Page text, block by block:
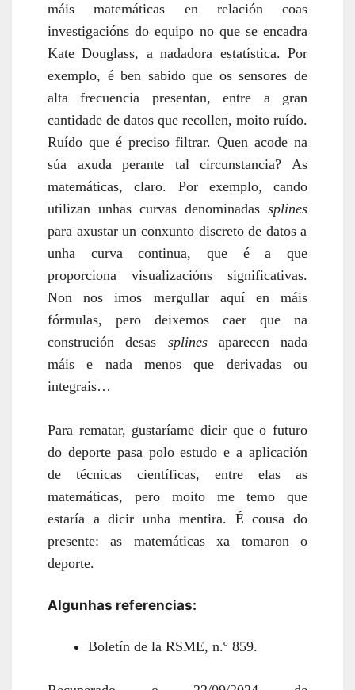
máis matemáticas en relación coas
investigacións do equipo no que se encadra
Kate Douglass, a nadadora estatística. Por
exemplo, é ben sabido que os sensores de
alta frecuencia presentan, entre a gran
cantidade de datos que recollen, moito ruído.
Ruído que é preciso filtrar. Quen acode na
súa axuda perante tal circunstancia? As
matemáticas, claro. Por exemplo, cando
utilizan unhas curvas denominadas splines
para axustar un conxunto discreto de datos a
unha curva continua, que é a que
proporciona visualizacións significativas.
Non nos imos mergullar aquí en máis
fórmulas, pero deixemos caer que na
construción desas splinesaparecen nada
máis e nada menos que derivadas ou
integrais…
Para rematar, gustaríame dicir que o futuro
do deporte pasa polo estudo e a aplicación
de técnicas científicas, entre elas as
matemáticas, pero moito me temo que
estaría a dicir unha mentira. É cousa do
presente: as matemáticas xa tomaron o
deporte.
Algunhas referencias:
Boletín de la RSME, n.º 859.